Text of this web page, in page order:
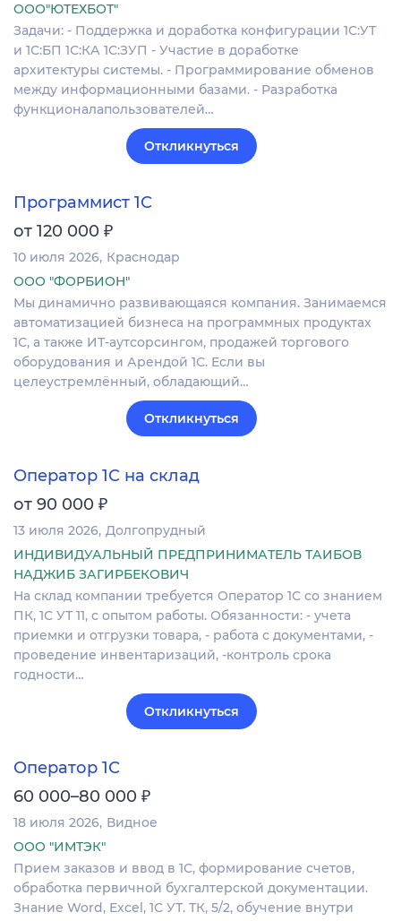
ООО"ЮТЕХБОТ"
Задачи: - Поддержка и доработка конфигурации 1С:УТ
и 1С:БП 1С:КА 1С:ЗУП - Участие в доработке
архитектуры системы. - Программирование обменов
между информационными базами. - Разработка
функционалапользователей…
Откликнуться
Программист 1С
от 120 000 ₽
10 июля 2026 Краснодар
ООО "ФОРБИОН"
Мы динамично развивающаяся компания. Занимаемся
автоматизацией бизнеса на программных продуктах
1С, а также ИТ-аутсорсингом, продажей торгового
оборудования и Арендой 1С. Если вы
целеустремлённый, обладающий…
Откликнуться
Оператор 1С на склад
от 90 000 ₽
13 июля 2026 Долгопрудный
ИНДИВИДУАЛЬНЫЙ ПРЕДПРИНИМАТЕЛЬ ТАИБОВ
НАДЖИБ ЗАГИРБЕКОВИЧ
На склад компании требуется Оператор 1С со знанием
ПК, 1С УТ 11, с опытом работы. Обязанности: - учета
приемки и отгрузки товара, - работа с документами, -
проведение инвентаризаций, -контроль срока
годности…
Откликнуться
Оператор 1С
60 000–80 000 ₽
18 июля 2026 Видное
ООО "ИМТЭК"
Прием заказов и ввод в 1С, формирование счетов,
обработка первичной бухгалтерской документации.
Знание Word, Excel, 1С УТ. ТК, 5/2, обучение внутри